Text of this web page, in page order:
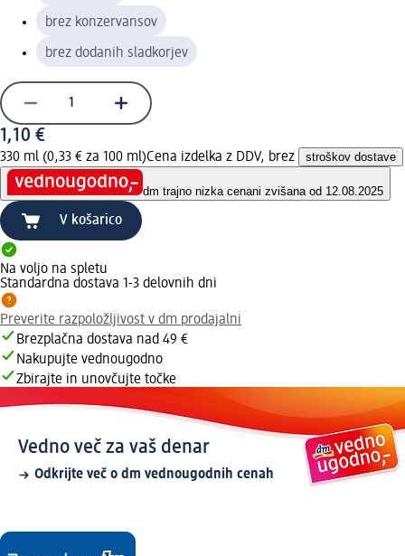
brez konzervansov
brez dodanih sladkorjev
1,10 €
330 ml (0,33 € za 100 ml)Cena izdelka z DDV, brez stroškov dostave
dm trajno nizka cenani zvišana od 12.08.2025
V košarico
Na voljo na spletu
Standardna dostava 1-3 delovnih dni
Preverite razpoložljivost v dm prodajalni
Brezplačna dostava nad 49 €
Nakupujte vednougodno
Zbirajte in unovčujte točke
Vedno več za vaš denar
Odkrijte več o dm vednougodnih cenah